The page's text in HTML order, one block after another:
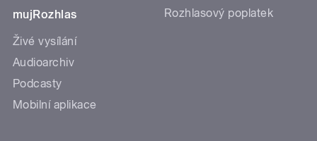
mujRozhlas
Živé vysílání
Audioarchiv
Podcasty
Mobilní aplikace
Rozhlasový poplatek